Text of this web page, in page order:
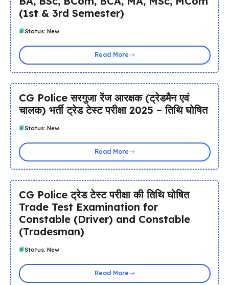
(1st & 3rd Semester)
Status: New
Read More
CG Police सरगुजा रेंज आरक्षक (ट्रेडमैन एवं
चालक) भर्ती ट्रेड टेस्ट परीक्षा 2025 – तिथि घोषित
Status: New
Read More
CG Police ट्रेड टेस्ट परीक्षा की तिथि घोषित
Trade Test Examination for
Constable (Driver) and Constable
(Tradesman)
Status: New
Read More